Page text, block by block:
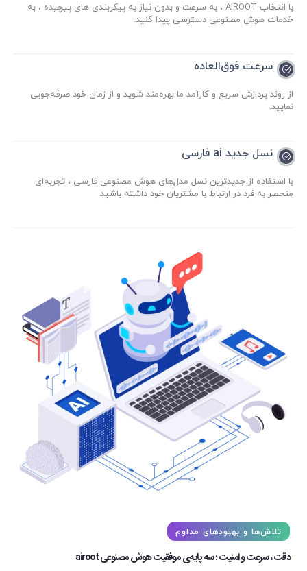
با انتخاب AIROOT ، به سرعت و بدون نیاز به پیکربندی های پیچیده ، به
خدمات هوش مصنوعی دسترسی پیدا کنید.
سرعت فوق‌العاده
از روند پردازش سریع و کارآمد ما بهره‌مند شوید و از زمان خود صرفه‌جویی
نمایید.
نسل جدید ai فارسی
با استفاده از جدیدترین نسل مدل‌های هوش مصنوعی فارسی ، تجربه‌ای
منحصر به فرد در ارتباط با مشتریان خود داشته باشید.
تلاش‌ها و بهبودهای مداوم
دقت ، سرعت و امنیت : سه پایه‌ی موفقیت هوش مصنوعی airoot